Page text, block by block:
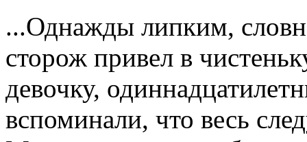
...Однажды липким,
сторож привел в
девочку,
вспоминали, что весь